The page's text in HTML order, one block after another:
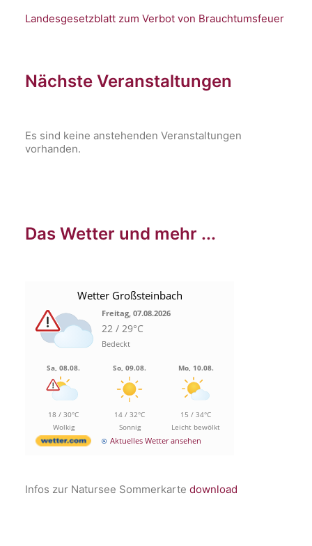
Landesgesetzblatt zum Verbot von Brauchtumsfeuer
Nächste Veranstaltungen
Es sind keine anstehenden Veranstaltungen
vorhanden.
Das Wetter und mehr ...
Wetter Großsteinbach
Freitag, 07.08.2026
22 / 29°C
Bedeckt
Sa, 08.08.
18 / 30°C
Wolkig
So, 09.08.
14 / 32°C
Sonnig
Mo, 10.08.
15 / 34°C
Leicht bewölkt
Aktuelles Wetter ansehen
Infos zur Natursee Sommerkarte download